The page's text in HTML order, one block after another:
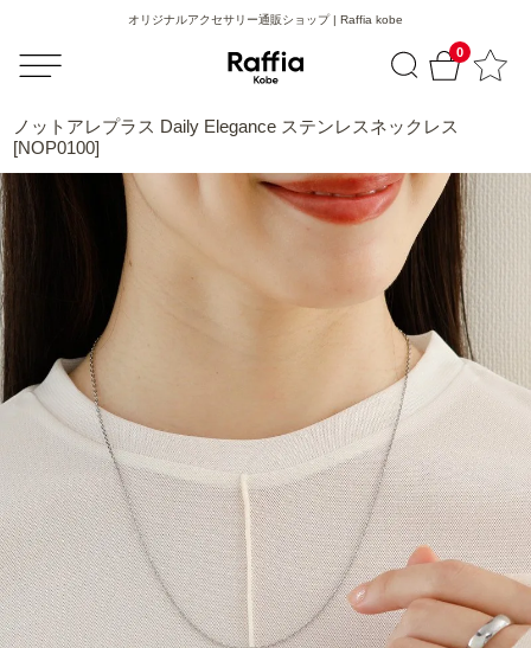
0
オリジナルアクセサリー通販ショップ | Raffia kobe
ノットアレプラス Daily Elegance ステンレスネックレス
[NOP0100]